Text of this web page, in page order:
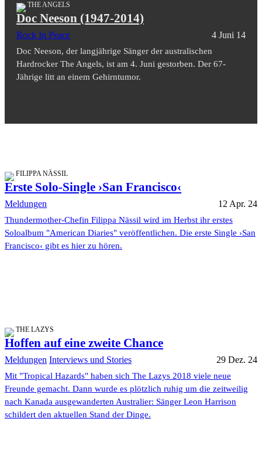
THE ANGELS
Doc Neeson (1947-2014)
Rock In Peace 4 Juni 14
Doc Neeson, der langjährige Sänger der australischen
Hardrocker The Angels, ist am 4. Juni gestorben. Der 67-
Jährige litt an einem Gehirntumor.
FILIPPA NÄSSIL
Erste Solo-Single ›San Francisco‹
Meldungen 12 Apr. 24
Thundermother-Chefin Filippa Nässil wird im Herbst ihr erstes
Soloalbum "American Diaries" veröffentlichen. Die erste Single ›San
Francisco‹ gibt es hier zu hören.
THE LAZYS
Hoffen auf eine zweite Chance
Meldungen Interviews und Stories 29 Dez. 24
Mit "Tropical Hazards" haben sich The Lazys 2018 viele neue
Freunde gemacht. Dann wurde es plötzlich ruhig um die zeitweilig
nach Kanada ausgewanderten Australier: Sänger Leon Harrison
schildert den aktuellen Stand der Dinge.